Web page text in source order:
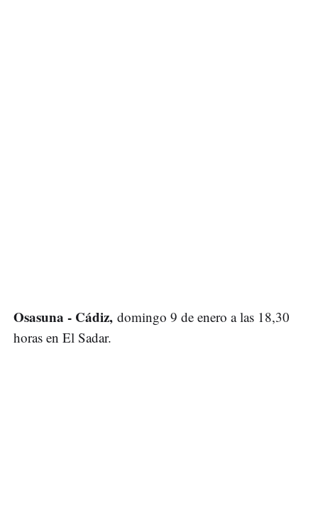
Osasuna - Cádiz, domingo 9 de enero a las 18,30
horas en El Sadar.